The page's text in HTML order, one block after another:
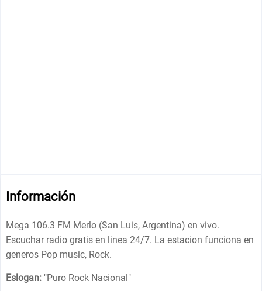
Información
Mega 106.3 FM Merlo (San Luis, Argentina) en vivo.
Escuchar radio gratis en linea 24/7. La estacion funciona en
generos Pop music, Rock.
Eslogan: "Puro Rock Nacional"